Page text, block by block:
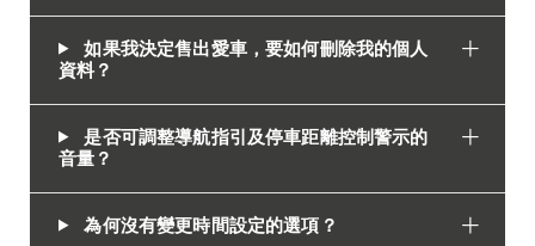
如果我決定售出愛車，要如何刪除我的個人
資料？
是否可調整導航指引及停車距離控制警示的
音量？
為何沒有變更時間設定的選項？